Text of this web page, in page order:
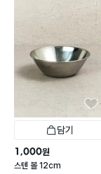
담기
1,000원
스텐 볼 12cm